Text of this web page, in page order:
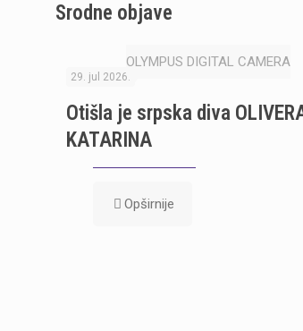
Srodne objave
OLYMPUS DIGITAL CAMERA
29. jul 2026.
Otišla je srpska diva
KATARINA
Opširnije